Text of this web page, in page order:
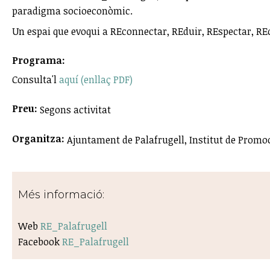
paradigma socioeconòmic.
Un espai que evoqui a REconnectar, REduir, REspectar,
Programa:
Consulta'laquí (enllaç PDF)
Preu: Segons activitat
Organitza: Ajuntament de Palafrugell, Institut de
Més informació:
Web RE_Palafrugell
FacebookRE_Palafrugell